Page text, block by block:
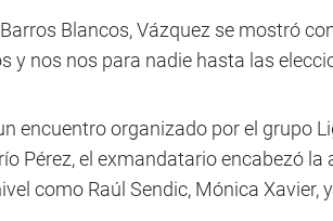
Blancos, Vázquez se mostró
y nos nos para nadie hasta las
encuentro organizado por el grupo
Pérez, el exmandatario encabezó
como Raúl Sendic, Mónica Xavier,